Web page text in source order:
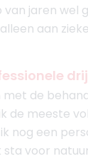
van jaren wel
aan
met de
de meeste
nog een
sta voor